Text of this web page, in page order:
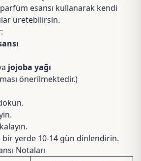
esansı kullanarak kendi
üretebilirsin.
jojoba yağı
önerilmektedir.)
bir yerde 10-14 gün dinlendirin.
Notaları